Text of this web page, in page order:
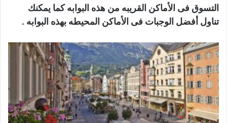
التسوق فى الأماكن القريبه من هذه البوابه كما يمكنك
تناول أفضل الوجبات فى الأماكن المحيطه بهذه البوابه .